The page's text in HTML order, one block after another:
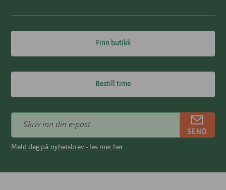
Finn butikk
Bestill time
SEND
Meld deg på nyhetsbrev - les mer her